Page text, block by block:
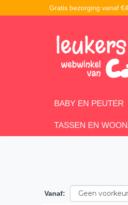
Gratis bezorging vanaf
BABY EN PEUTER
TASSEN EN
Vanaf: